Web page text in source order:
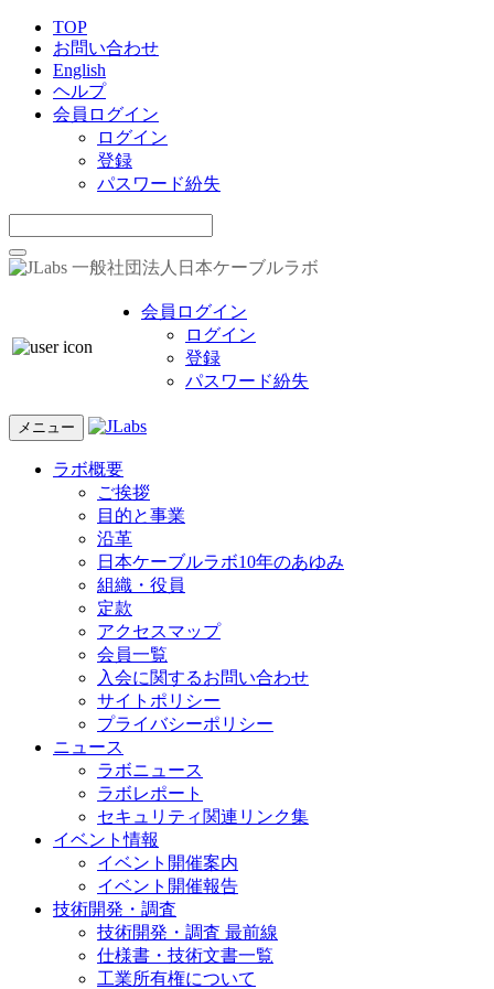
TOP
お問い合わせ
English
ヘルプ
会員ログイン
ログイン
登録
パスワード紛失
一般社団法人日本ケーブルラボ
会員ログイン
ログイン
登録
パスワード紛失
メニュー
ラボ概要
ご挨拶
目的と事業
沿革
日本ケーブルラボ10年のあゆみ
組織・役員
定款
アクセスマップ
会員一覧
入会に関するお問い合わせ
サイトポリシー
プライバシーポリシー
ニュース
ラボニュース
ラボレポート
セキュリティ関連リンク集
イベント情報
イベント開催案内
イベント開催報告
技術開発・調査
技術開発・調査 最前線
仕様書・技術文書一覧
工業所有権について